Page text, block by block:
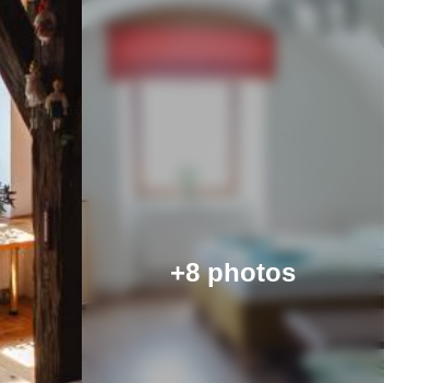
+8 photos